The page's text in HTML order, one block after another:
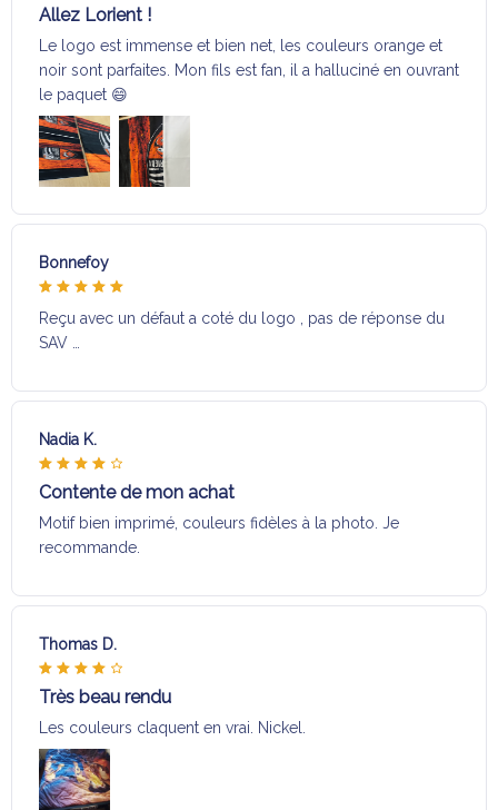
Allez Lorient !
Le logo est immense et bien net, les couleurs orange et
noir sont parfaites. Mon fils est fan, il a halluciné en ouvrant
le paquet 😄
Bonnefoy
Reçu avec un défaut a coté du logo , pas de réponse du
SAV …
Nadia K.
Contente de mon achat
Motif bien imprimé, couleurs fidèles à la photo. Je
recommande.
Thomas D.
Très beau rendu
Les couleurs claquent en vrai. Nickel.